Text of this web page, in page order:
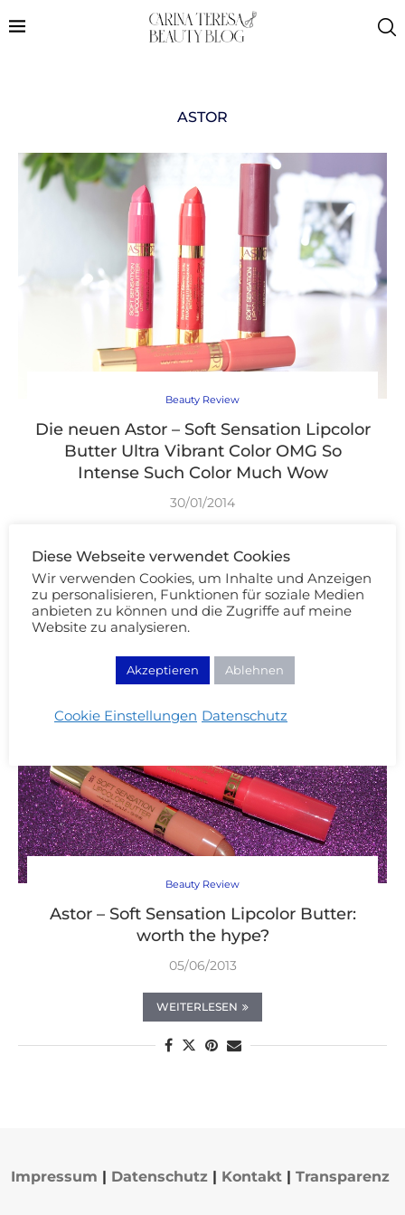
ASTOR
Beauty Review
Die neuen Astor – Soft Sensation Lipcolor
Butter Ultra Vibrant Color OMG So
Intense Such Color Much Wow
30/01/2014
Beauty Review
Astor – Soft Sensation Lipcolor Butter:
worth the hype?
05/06/2013
WEITERLESEN
Impressum | Datenschutz | Kontakt | Transparenz
Diese Webseite verwendet Cookies
Wir verwenden Cookies, um Inhalte und Anzeigen
zu personalisieren, Funktionen für soziale Medien
anbieten zu können und die Zugriffe auf meine
Website zu analysieren.
Akzeptieren Ablehnen
Cookie Einstellungen Datenschutz